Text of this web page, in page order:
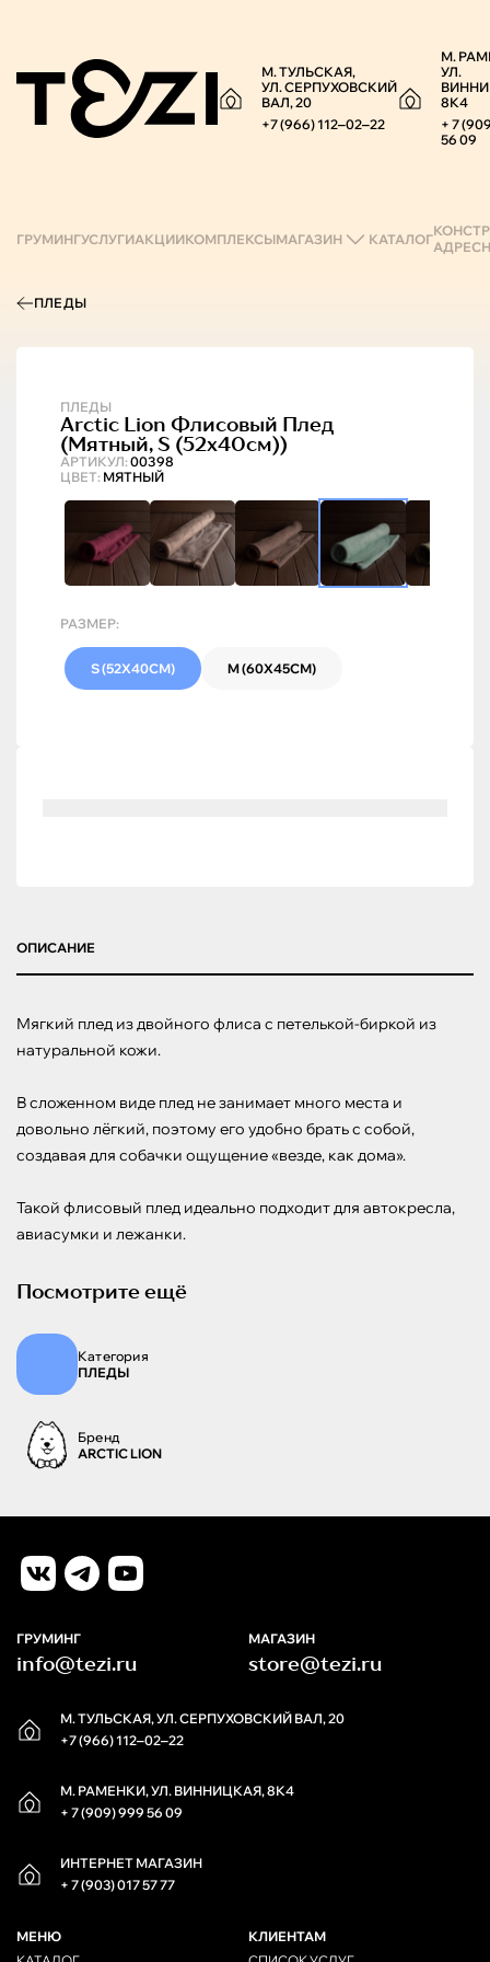
М. ТУЛЬСКАЯ,
УЛ. СЕРПУХОВСКИЙ
ВАЛ, 20
+7 (966) 112‒02‒22
М.
УЛ.
8К4
+ 7
56 09
ГРУМИНГУСЛУГИАКЦИИКОМПЛЕКСЫМАГАЗИН КАТАЛОГ
ПЛЕДЫ
ПЛЕДЫ
АРТИКУЛ: 00398
Arctic Lion Флисовый Плед
(мятный, S (52х40см))
ЦВЕТ: МЯТНЫЙ
РАЗМЕР:
S (52Х40СМ) M (60Х45СМ)
ОПИСАНИЕ
Мягкий плед из двойного флиса с петелькой-биркой из
натуральной кожи.
В сложенном виде плед не занимает много места и
довольно лёгкий, поэтому его удобно брать с собой,
создавая для собачки ощущение «везде, как дома».
Такой флисовый плед идеально подходит для автокресла,
авиасумки и лежанки.
Посмотрите ещё
Категория
ПЛЕДЫ
Бренд
ARCTIC LION
М. ТУЛЬСКАЯ, УЛ. СЕРПУХОВСКИЙ ВАЛ, 20
+7 (966) 112‒02‒22
М. РАМЕНКИ, УЛ. ВИННИЦКАЯ, 8К4
+ 7 (909) 999 56 09
ИНТЕРНЕТ МАГАЗИН
+ 7 (903) 017 57 77
ГРУМИНГ
info@tezi.ru
МАГАЗИН
store@tezi.ru
МЕНЮ
КЛИЕНТАМ